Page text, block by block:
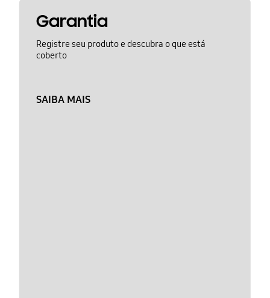
Garantia
Registre seu produto e descubra o que está
coberto
SAIBA MAIS